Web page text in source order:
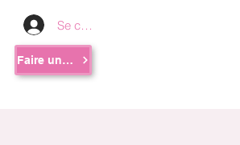
Se connecter
Faire un don